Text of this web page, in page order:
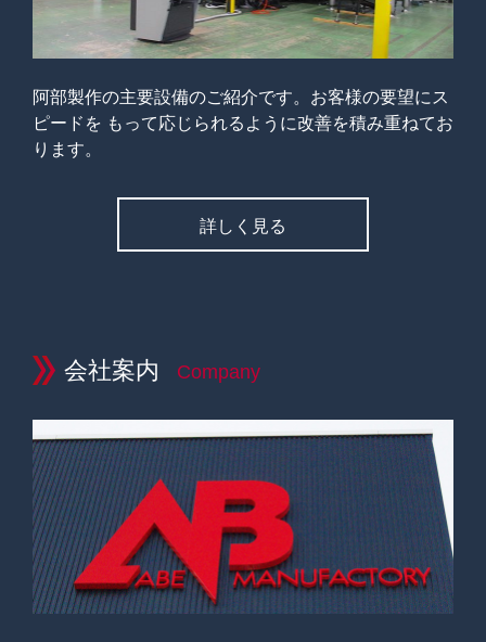
阿部製作の主要設備のご紹介です。お客様の要望にス
ピードを もって応じられるように改善を積み重ねてお
ります。
詳しく見る
会社案内 Company